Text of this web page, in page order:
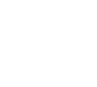
oder
und